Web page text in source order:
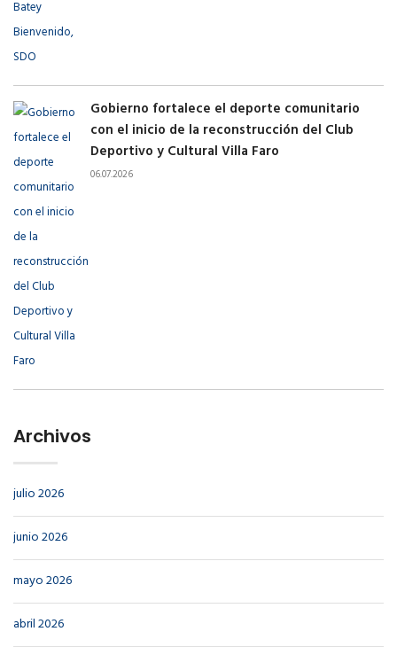
Gobierno fortalece el deporte comunitario
con el inicio de la reconstrucción del Club
Deportivo y Cultural Villa Faro
06.07.2026
Archivos
julio 2026
junio 2026
mayo 2026
abril 2026